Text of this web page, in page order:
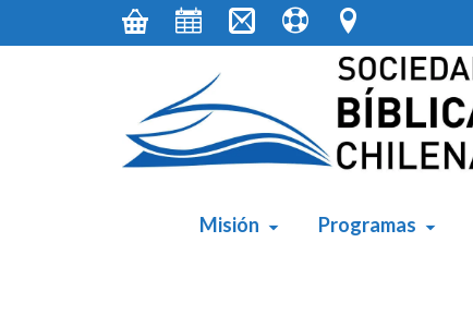
Misión Programas